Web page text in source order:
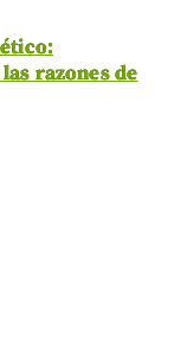
razones de